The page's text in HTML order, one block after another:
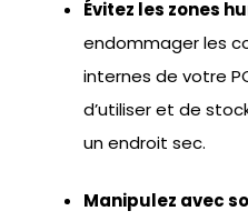
Évitez les zones
endommager les
internes de votre
d’utiliser et de
un endroit sec.
Manipulez avec